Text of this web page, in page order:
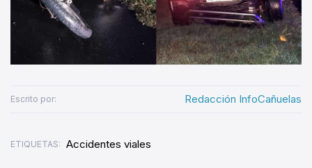
Escrito por: Redacción InfoCañuelas
ETIQUETAS: Accidentes viales